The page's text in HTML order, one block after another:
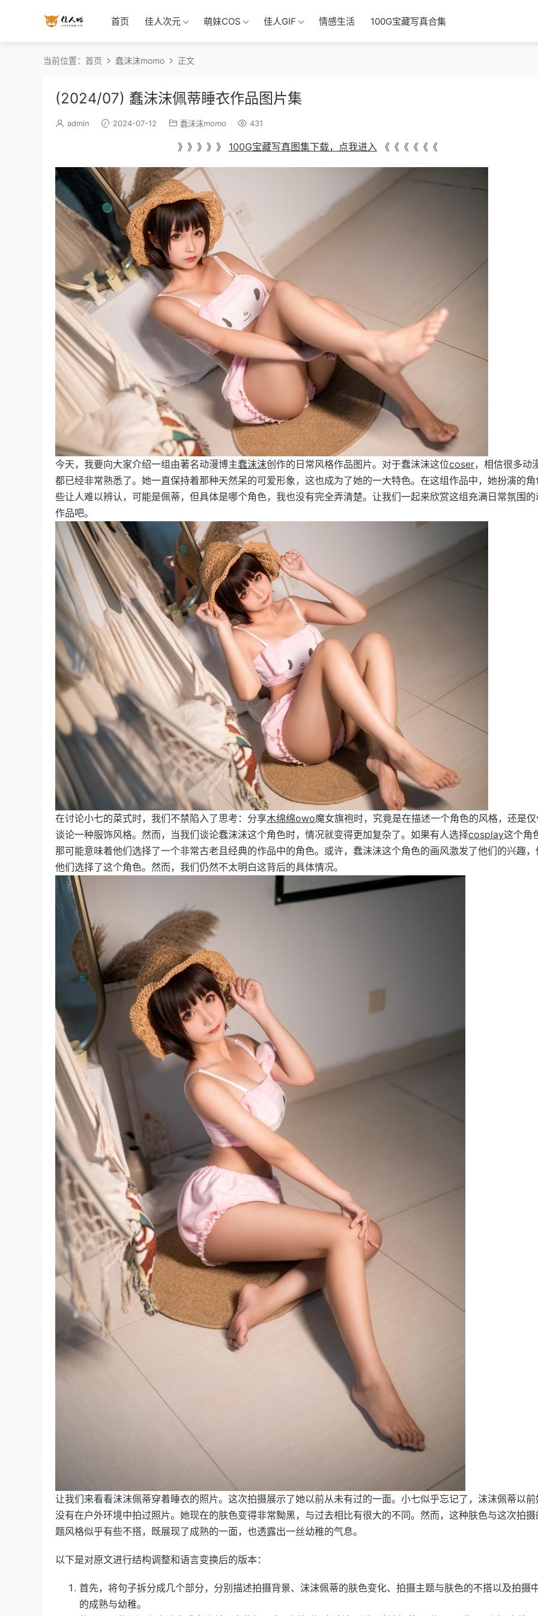
首页 佳人次元 萌妹COS 佳人GIF 情感生活 100G宝藏写真合集
当前位置： 首页 蠢沫沫momo 正文
(2024/07) 蠢沫沫佩蒂睡衣作品图片集
admin 2024-07-12 蠢沫沫momo 431
》》》》》 100G宝藏写真图集下载，点我进入《《《《《《
今天，我要向大家介绍一组由著名动漫博主蠢沫沫创作的日常风格作品图片。对于蠢沫沫这位coser，相信很多动
都已经非常熟悉了。她一直保持着那种天然呆的可爱形象，这也成为了她的一大特色。在这组作品中，她扮演的角
些让人难以辨认，可能是佩蒂，但具体是哪个角色，我也没有完全弄清楚。让我们一起来欣赏这组充满日常氛围的
作品吧。
在讨论小七的菜式时，我们不禁陷入了思考：分享木绵绵owo魔女旗袍时，究竟是在描述一个角色的风格，还是仅
谈论一种服饰风格。然而，当我们谈论蠢沫沫这个角色时，情况就变得更加复杂了。如果有人选择cosplay这个角
那可能意味着他们选择了一个非常古老且经典的作品中的角色。或许，蠢沫沫这个角色的画风激发了他们的兴趣，
他们选择了这个角色。然而，我们仍然不太明白这背后的具体情况。
让我们来看看沫沫佩蒂穿着睡衣的照片。这次拍摄展示了她以前从未有过的一面。小七似乎忘记了，沫沫佩蒂以前
没有在户外环境中拍过照片。她现在的肤色变得非常黝黑，与过去相比有很大的不同。然而，这种肤色与这次拍摄
题风格似乎有些不搭，既展现了成熟的一面，也透露出一丝幼稚的气息。
以下是对原文进行结构调整和语言变换后的版本：
首先，将句子拆分成几个部分，分别描述拍摄背景、沫沫佩蒂的肤色变化、拍摄主题与肤色的不搭以及拍摄
的成熟与幼稚。